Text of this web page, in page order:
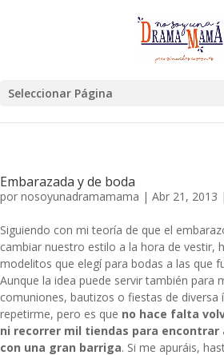
Seleccionar Página
Embarazada y de boda
por nosoyunadramamama | Abr 21, 2013 |
Siguiendo con mi teoría de que el
cambiar nuestro estilo a la hora de vestir,
modelitos que elegí para bodas a las que
Aunque la idea puede servir también para
comuniones, bautizos o fiestas de diversa
repetirme, pero es que no hace falta
ni recorrer mil tiendas para encontrar
con una gran barriga. Si me apuráis,